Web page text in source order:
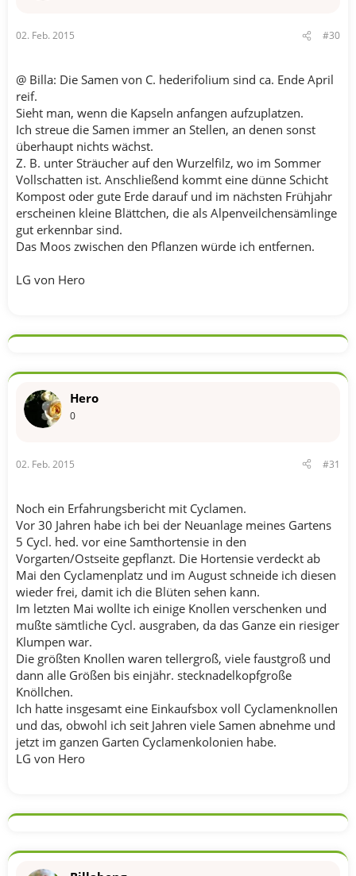
02. Feb. 2015 #30
@ Billa: Die Samen von C. hederifolium sind ca. Ende April
reif.
Sieht man, wenn die Kapseln anfangen aufzuplatzen.
Ich streue die Samen immer an Stellen, an denen sonst
überhaupt nichts wächst.
Z. B. unter Sträucher auf den Wurzelfilz, wo im Sommer
Vollschatten ist. Anschließend kommt eine dünne Schicht
Kompost oder gute Erde darauf und im nächsten Frühjahr
erscheinen kleine Blättchen, die als Alpenveilchensämlinge
gut erkennbar sind.
Das Moos zwischen den Pflanzen würde ich entfernen.
LG von Hero
Hero
0
02. Feb. 2015 #31
Noch ein Erfahrungsbericht mit Cyclamen.
Vor 30 Jahren habe ich bei der Neuanlage meines Gartens
5 Cycl. hed. vor eine Samthortensie in den
Vorgarten/Ostseite gepflanzt. Die Hortensie verdeckt ab
Mai den Cyclamenplatz und im August schneide ich diesen
wieder frei, damit ich die Blüten sehen kann.
Im letzten Mai wollte ich einige Knollen verschenken und
mußte sämtliche Cycl. ausgraben, da das Ganze ein riesiger
Klumpen war.
Die größten Knollen waren tellergroß, viele faustgroß und
dann alle Größen bis einjähr. stecknadelkopfgroße
Knöllchen.
Ich hatte insgesamt eine Einkaufsbox voll Cyclamenknollen
und das, obwohl ich seit Jahren viele Samen abnehme und
jetzt im ganzen Garten Cyclamenkolonien habe.
LG von Hero